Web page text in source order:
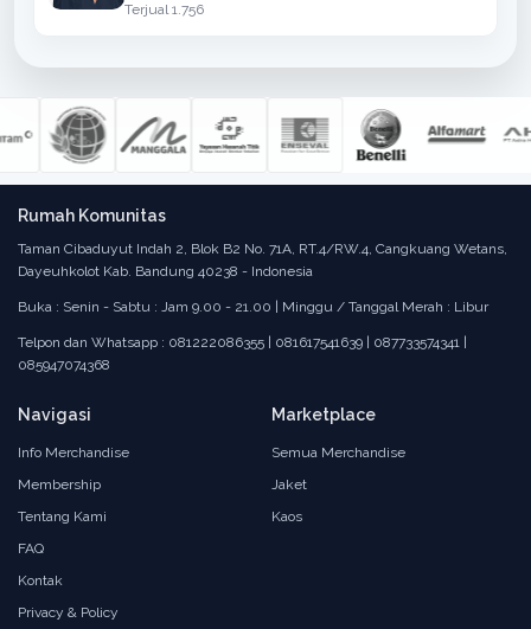
Terjual 1.756
Rumah Komunitas
Taman Cibaduyut Indah 2, Blok B2 No. 71A, RT.4/RW.4, Cangkuang Wetans,
Dayeuhkolot Kab. Bandung 40238 - Indonesia
Buka : Senin - Sabtu : Jam 9.00 - 21.00 | Minggu / Tanggal Merah : Libur
Telpon dan Whatsapp : 081222086355 | 081617541639 | 087733574341 |
085947074368
Navigasi
Info Merchandise
Membership
Tentang Kami
FAQ
Kontak
Privacy & Policy
Marketplace
Semua Merchandise
Jaket
Kaos